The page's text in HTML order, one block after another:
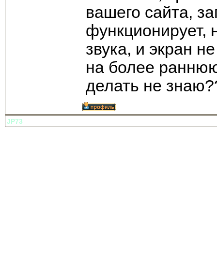
вашего сайта,
функционирует,
звука, и экран
на более
делать не
JP73